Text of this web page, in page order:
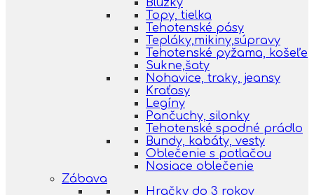
Blúzky
Topy, tielka
Tehotenské pásy
Tepláky,mikiny,súpravy
Tehotenské pyžama, košeľe
Sukne,šaty
Nohavice, traky, jeansy
Kraťasy
Legíny
Pančuchy, silonky
Tehotenské spodné prádlo
Bundy, kabáty, vesty
Oblečenie s potlačou
Nosiace oblečenie
Zábava
Hračky do 3 rokov